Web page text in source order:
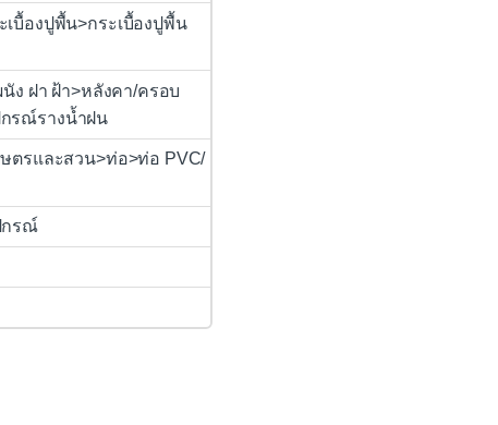
บื้องปูพื้น>กระเบื้องปูพื้น
ง ฝา ฝ้า>หลังคา/ครอบ
รณ์รางน้ำฝน
ตรและสวน>ท่อ>ท่อ PVC/
กรณ์